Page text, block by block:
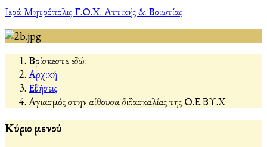
Ιερά Μητρόπολις Γ.Ο.Χ. Αττικής & Βοιωτίας
Βρίσκεστε εδώ:
Αρχική
Εἰδήσεις
Αγιασμός στην αίθουσα διδασκαλίας της Ο.Ε.ΒΥ.Χ
Κύριο μενού